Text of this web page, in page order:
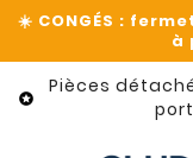

Pièces